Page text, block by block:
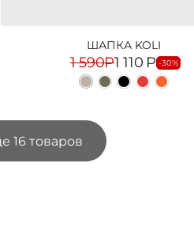
ШАПКА KOLI
1 590Р1 110 Р -30%
16 товаров